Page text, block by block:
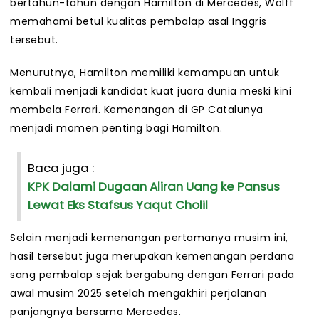
bertahun-tahun dengan Hamilton di Mercedes, Wolff
memahami betul kualitas pembalap asal Inggris
tersebut.
Menurutnya, Hamilton memiliki kemampuan untuk
kembali menjadi kandidat kuat juara dunia meski kini
membela Ferrari. Kemenangan di GP Catalunya
menjadi momen penting bagi Hamilton.
Baca juga :
KPK Dalami Dugaan Aliran Uang ke Pansus
Lewat Eks Stafsus Yaqut Cholil
Selain menjadi kemenangan pertamanya musim ini,
hasil tersebut juga merupakan kemenangan perdana
sang pembalap sejak bergabung dengan Ferrari pada
awal musim 2025 setelah mengakhiri perjalanan
panjangnya bersama Mercedes.